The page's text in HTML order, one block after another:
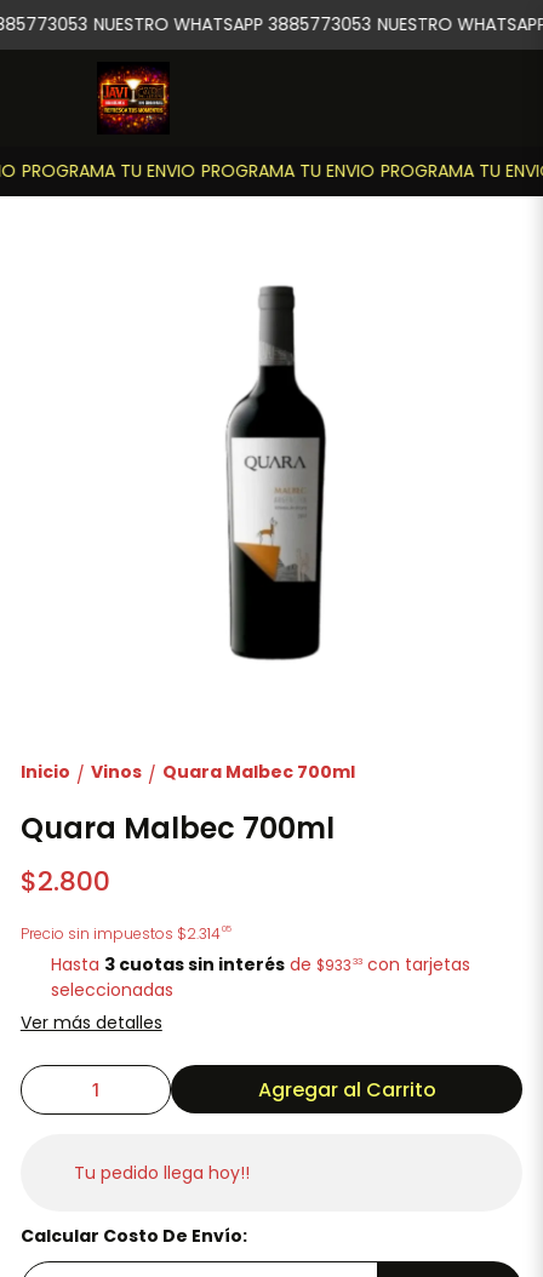
PROGRAMA TU ENVIO PROGRAMA TU ENVIO PROGRAMA TU
NUESTRO WHATSAPP 3885773053 NUESTRO
Inicio / Vinos / Quara Malbec 700ml
Quara Malbec 700ml
$2.800
Precio sin impuestos $2.31405
Hasta 3 cuotas sin interés de $933 33 con tarjetas
seleccionadas
Ver más detalles
Agregar al Carrito
Tu pedido llega hoy!!
Calcular Costo De Envío: